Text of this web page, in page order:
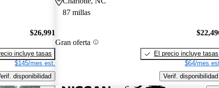
$26,991
incluye tasas
$145/mes est.
disponibilidad
87 millas
Gran oferta
El precio incluye tasas
$64/mes
Verif. disponibilidad